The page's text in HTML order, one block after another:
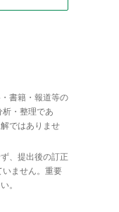
書籍・報道等の
・整理であ
ではありませ
、提出後の訂正
いません。重要
。